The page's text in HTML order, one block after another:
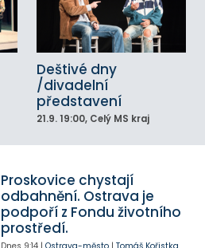
Deštivé dny
/divadelní
představení
21.9. 19:00, Celý MS kraj
Proskovice chystají
odbahnění. Ostrava je
podpoří z Fondu životního
prostředí.